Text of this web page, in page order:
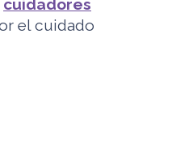
cuidadores
el cuidado